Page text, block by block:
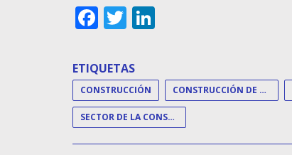
Facebook
Twitter
ETIQUETAS
CONSTRUCCIÓN CONSTRUCCIÓN DE VIVIENDAS
SECTOR DE LA CONSTRUCCIÓN